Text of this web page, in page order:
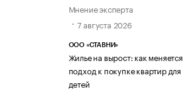
Мнение эксперта
7 августа 2026
ООО «СТАВНИ»
Жилье на вырост: как меняется
подход к покупке квартир для
детей